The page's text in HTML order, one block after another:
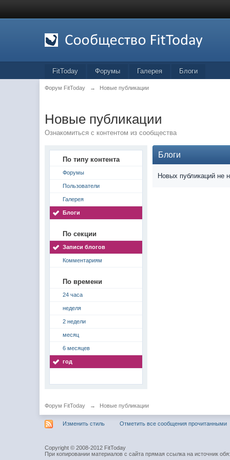
FitToday Форумы Галерея Блоги
Форум FitToday → Новые публикации
Новые публикации
Ознакомиться с контентом из сообщества
По типу контента
Форумы
Пользователи
Галерея
Блоги
По секции
Записи блогов
Комментариям
По времени
24 часа
неделя
2 недели
месяц
6 месяцев
год
Блоги
Новых публикаций не
Форум FitToday → Новые публикации
Изменить стиль Отметить все сообщения прочитанными
Copyright © 2008-2012 FitToday
При копировании материалов с сайта прямая ссылка на источник